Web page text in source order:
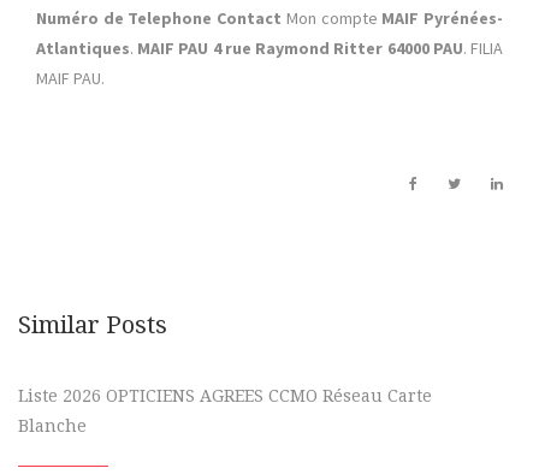
Numéro de Telephone Contact Mon compte MAIF Pyrénées-
Atlantiques. MAIF PAU 4 rue Raymond Ritter 64000 PAU. FILIA
MAIF PAU.
Similar Posts
Liste 2026 OPTICIENS AGREES CCMO Réseau Carte
Blanche